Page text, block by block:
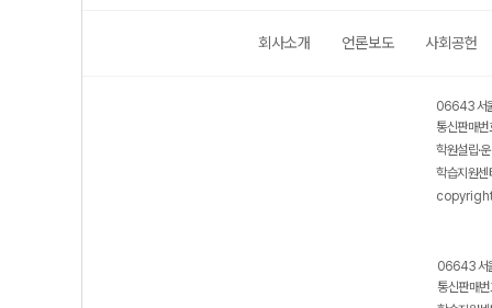
회사소개 언론보도 사회공헌
06643 서
통신판매
학원설립·
학습지원
06643 서
통신판매